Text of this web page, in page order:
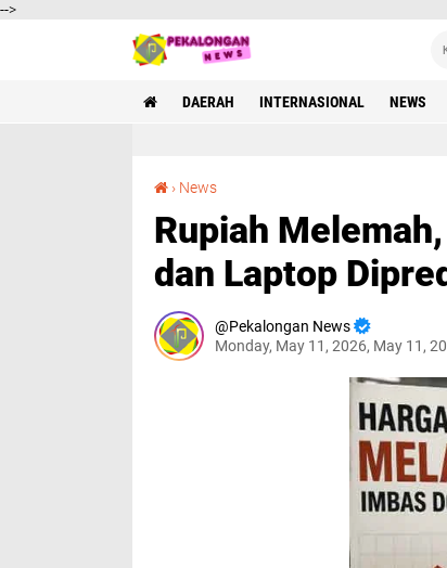
-->
DAERAH INTERNASIONAL NEWS
› News
Rupiah
dan Laptop
Pekalongan News
Monday, May 11, 2026, May 11,